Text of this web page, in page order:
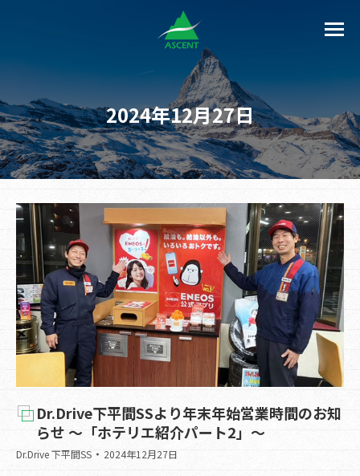
2024年12月27日
Dr.Drive下平間SSより年末年始営業時間のお知
らせ ～「ホテリエ紹介パート2」～
Dr.Drive 下平間SS 2024年12月27日